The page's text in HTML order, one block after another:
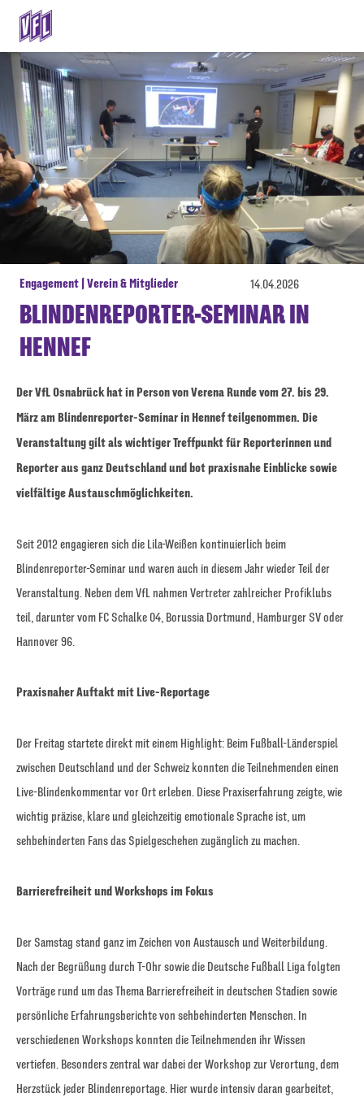
Engagement | Verein & Mitglieder 14.04.2026
BLINDENREPORTER-SEMINAR IN
HENNEF
Der VfL Osnabrück hat in Person von Verena Runde vom 27. bis 29.
März am Blindenreporter-Seminar in Hennef teilgenommen. Die
Veranstaltung gilt als wichtiger Treffpunkt für Reporterinnen und
Reporter aus ganz Deutschland und bot praxisnahe Einblicke sowie
vielfältige Austauschmöglichkeiten.
Seit 2012 engagieren sich die Lila-Weißen kontinuierlich beim
Blindenreporter-Seminar und waren auch in diesem Jahr wieder Teil der
Veranstaltung. Neben dem VfL nahmen Vertreter zahlreicher Profiklubs
teil, darunter vom FC Schalke 04, Borussia Dortmund, Hamburger SV oder
Hannover 96.
Praxisnaher Auftakt mit Live-Reportage
Der Freitag startete direkt mit einem Highlight: Beim Fußball-Länderspiel
zwischen Deutschland und der Schweiz konnten die Teilnehmenden einen
Live-Blindenkommentar vor Ort erleben. Diese Praxiserfahrung zeigte, wie
wichtig präzise, klare und gleichzeitig emotionale Sprache ist, um
sehbehinderten Fans das Spielgeschehen zugänglich zu machen.
Barrierefreiheit und Workshops im Fokus
Der Samstag stand ganz im Zeichen von Austausch und Weiterbildung.
Nach der Begrüßung durch T-Ohr sowie die Deutsche Fußball Liga folgten
Vorträge rund um das Thema Barrierefreiheit in deutschen Stadien sowie
persönliche Erfahrungsberichte von sehbehinderten Menschen. In
verschiedenen Workshops konnten die Teilnehmenden ihr Wissen
vertiefen. Besonders zentral war dabei der Workshop zur Verortung, dem
Herzstück jeder Blindenreportage. Hier wurde intensiv daran gearbeitet,